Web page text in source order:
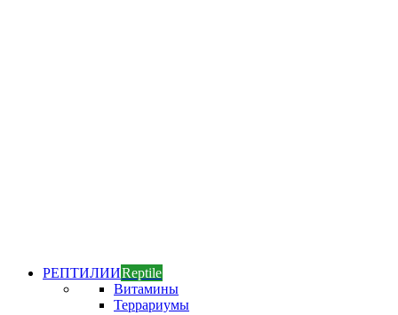
РЕПТИЛИИReptile
Витамины
Террариумы